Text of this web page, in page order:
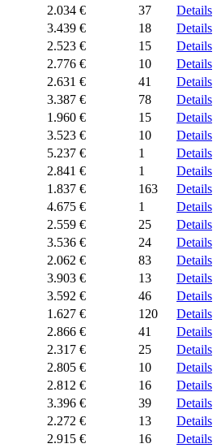
2.034 € 37
Details
3.439 € 18
Details
2.523 € 15
Details
2.776 € 10
Details
2.631 € 41
Details
3.387 € 78
Details
1.960 € 15
Details
3.523 € 10
Details
5.237 € 1
Details
2.841 € 1
Details
1.837 € 163
Details
4.675 € 1
Details
2.559 € 25
Details
3.536 € 24
Details
2.062 € 83
Details
3.903 € 13
Details
3.592 € 46
Details
1.627 € 120
Details
2.866 € 41
Details
2.317 € 25
Details
2.805 € 10
Details
2.812 € 16
Details
3.396 € 39
Details
2.272 € 13
Details
2.915 € 16
Details